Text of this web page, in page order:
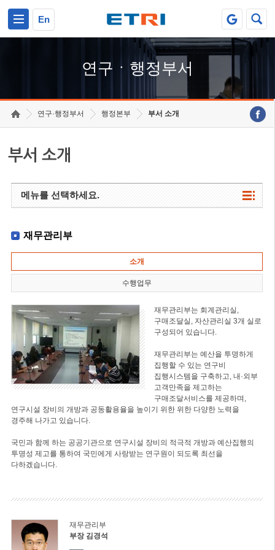
En
연구ㆍ행정부서
연구·행정부서 행정본부 부서 소개
부서 소개
메뉴를 선택하세요.
재무관리부
소개
수행업무
재무관리부는 회계관리실,
구매조달실, 자산관리실 3개 실로
구성되어 있습니다.
재무관리부는 예산을 투명하게
집행할 수 있는 연구비
집행시스템을 구축하고, 내·외부
고객만족을 제고하는
구매조달서비스를 제공하며,
연구시설 장비의 개방과 공동활용율을 높이기 위한 위한 다양한 노력을
경주해 나가고 있습니다.
국민과 함께 하는 공공기관으로 연구시설 장비의 적극적 개방과 예산집행의
투명성 제고를 통하여 국민에게 사랑받는 연구원이 되도록 최선을
다하겠습니다.
재무관리부
부장 김경석